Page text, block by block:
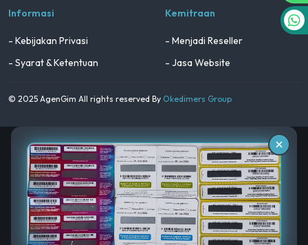
Informasi
- Kebijakan Privasi
- Syarat & Ketentuan
Kemitraan
- Menjadi Reseller
- Jasa Website
© 2025 AgenGim All rights reserved By Okedimers Group